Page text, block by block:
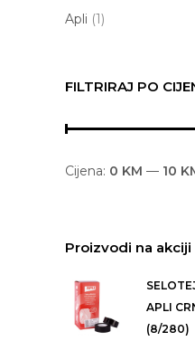
Apli (1)
FILTRIRAJ PO
Cijena: 0 KM — 10
Proizvodi na akciji
APLI
(8/280)